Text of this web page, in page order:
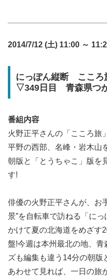
2014/7/12 (土) 11:00 ～
にっぽん縦断 ここ
▽349日目 青森県つ
番組内容
火野正平さんの「こころ旅
平野の西部、名峰・岩木山
朝版と「とうちゃこ」版を
す!
俳優の火野正平さんが、お
景”を自転車で訪ねる「に
かけて夏の北海道をめざす
盤!今週は本州最北の地、
ズも編集も違う14分の朝版
あわせて見れば、一日の旅